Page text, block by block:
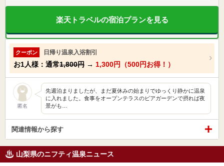
楽天トラベルの宿泊プランを見る
クーポン 日帰り温泉入浴割引
お1人様：通常1,800円 → 1,300円（500円お得！）
匿名
先週泊まりましたが、まだ夏休みの始まりでゆっくり静かに温泉
に入れました。食事をオープンテラスのビアガーデンで摂れば夜
景がも…
関連情報から探す
山梨県のニフティ温泉ニュース